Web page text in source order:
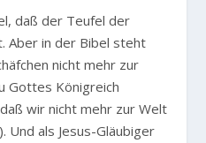
daß der Teufel der
Aber in der Bibel steht
nicht mehr zur
Gottes Königreich
wir nicht mehr zur Welt
Und als Jesus-Gläubiger